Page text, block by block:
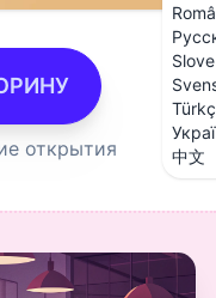
中文
открытия